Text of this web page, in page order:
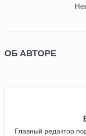
ОБ АВТОРЕ
Главный редактор